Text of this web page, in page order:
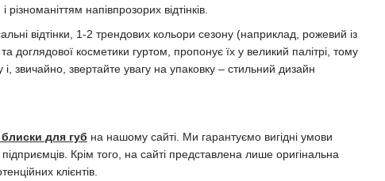
напівпрозорих відтінків.
відтінки, 1-2 трендових кольори сезону (наприклад, рожевий із
косметики гуртом, пропонує їх у великий палітрі, тому
звичайно, звертайте увагу на упаковку – стильний дизайн
для губ на нашому сайті. Ми гарантуємо вигідні умови
Крім того, на сайті представлена лише оригінальна
клієнтів.